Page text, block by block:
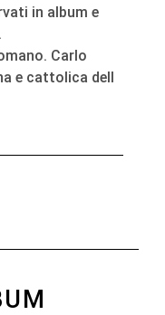
in album e
Carlo
e cattolica dell